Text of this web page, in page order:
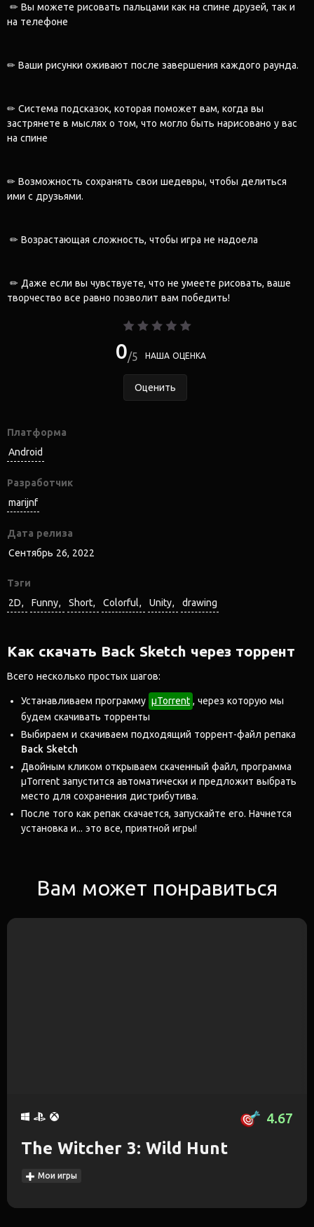
✏ Вы можете рисовать пальцами как на спине друзей, так и
на телефоне
✏ Ваши рисунки оживают после завершения каждого раунда.
✏ Система подсказок, которая поможет вам, когда вы
застрянете в мыслях о том, что могло быть нарисовано у вас
на спине
✏ Возможность сохранять свои шедевры, чтобы делиться
ими с друзьями.
✏ Возрастающая сложность, чтобы игра не надоела
✏ Даже если вы чувствуете, что не умеете рисовать, ваше
творчество все равно позволит вам победить!
0 5 НАША ОЦЕНКА
Оценить
Платформа
Android
Разработчик
marijnf
Дата релиза
Сентябрь 26, 2022
Тэги
2D
Funny Short Colorful Unity drawing
Как скачать Back Sketch через торрент
Всего несколько простых шагов:
Устанавливаем программу μTorrent , через которую мы
будем скачивать торренты
Выбираем и скачиваем подходящий торрент-файл репака
Back Sketch
Двойным кликом открываем скаченный файл, программа
μTorrent запустится автоматически и предложит выбрать
место для сохранения дистрибутива.
После того как репак скачается, запускайте его. Начнется
установка и... это все, приятной игры!
Вам может понравиться
4.67
The Witcher 3: Wild Hunt
Мои игры